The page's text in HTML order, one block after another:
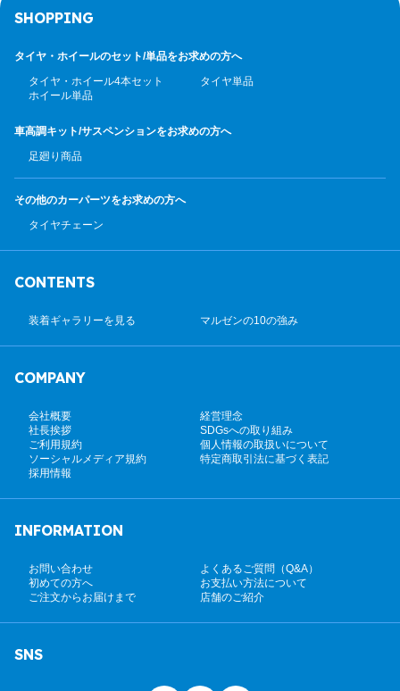
SHOPPING
タイヤ・ホイールのセット/単品をお求めの方へ
タイヤ・ホイール4本セット
タイヤ単品
ホイール単品
車高調キット/サスペンションをお求めの方へ
足廻り商品
その他のカーパーツをお求めの方へ
タイヤチェーン
CONTENTS
装着ギャラリーを見る マルゼンの10の強み
COMPANY
会社概要
経営理念
社長挨拶
SDGsへの取り組み
ご利用規約
個人情報の取扱いについて
ソーシャルメディア規約
特定商取引法に基づく表記
採用情報
INFORMATION
お問い合わせ
よくあるご質問（Q&A）
初めての方へ
お支払い方法について
ご注文からお届けまで
店舗のご紹介
SNS